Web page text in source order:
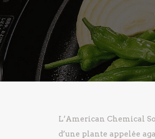
L’American Chemical
d’une plante appelée